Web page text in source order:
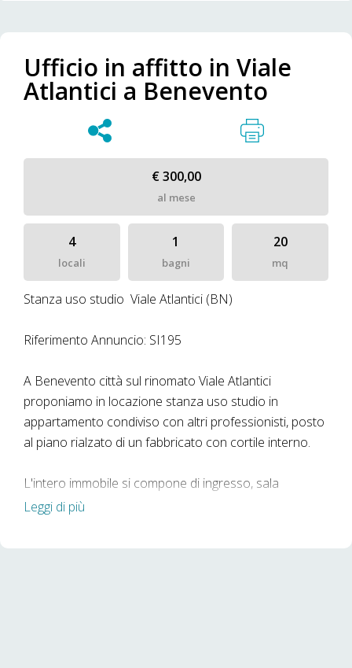
Ufficio in affitto in Viale
Atlantici a Benevento
€ 300,00
al mese
4
locali
1
bagni
20
mq
Stanza uso studio  Viale Atlantici (BN)
Riferimento Annuncio: SI195
A Benevento città sul rinomato Viale Atlantici
proponiamo in locazione stanza uso studio in
appartamento condiviso con altri professionisti, posto
al piano rialzato di un fabbricato con cortile interno.
L'intero immobile si compone di ingresso, sala
d'attesa, corridoio, 3 camere, archivio e bagno.
La stanza disponibile misura 16mq circa ed è
Leggi di più